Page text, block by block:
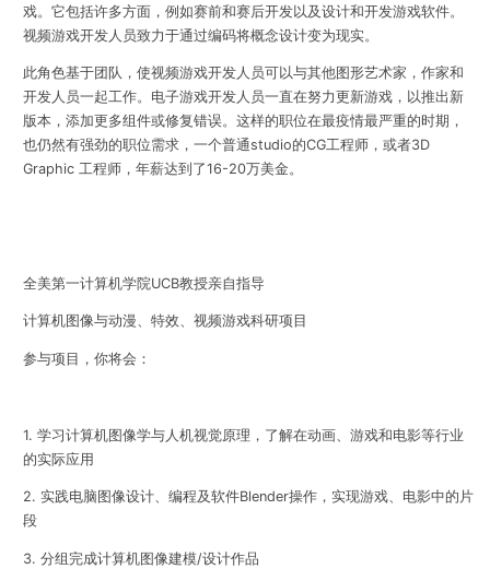
戏。它包括许多方面，例如赛前和赛后开发以及设计和开发游戏软件。
视频游戏开发人员致力于通过编码将概念设计变为现实。
此角色基于团队，使视频游戏开发人员可以与其他图形艺术家，作家和
开发人员一起工作。电子游戏开发人员一直在努力更新游戏，以推出新
版本，添加更多组件或修复错误。这样的职位在最疫情最严重的时期，
也仍然有强劲的职位需求，一个普通studio的CG工程师，或者3D
Graphic 工程师，年薪达到了16-20万美金。
全美第一计算机学院UCB教授亲自指导
计算机图像与动漫、特效、视频游戏科研项目
参与项目，你将会：
1. 学习计算机图像学与人机视觉原理，了解在动画、游戏和电影等行业
的实际应用
2. 实践电脑图像设计、编程及软件Blender操作，实现游戏、电影中的片
段
3. 分组完成计算机图像建模/设计作品